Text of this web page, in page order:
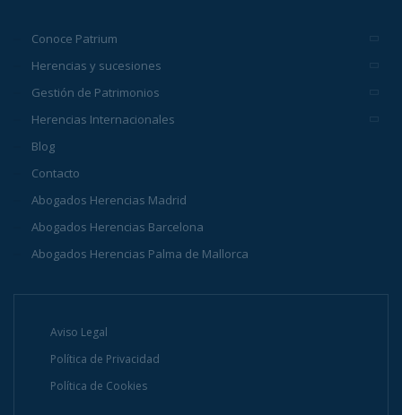
Conoce Patrium
Herencias y sucesiones
Gestión de Patrimonios
Herencias Internacionales
Blog
Contacto
Abogados Herencias Madrid
Abogados Herencias Barcelona
Abogados Herencias Palma de Mallorca
Aviso Legal
Política de Privacidad
Política de Cookies